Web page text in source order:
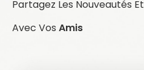
Partagez Les Nouveautés Et
Avec Vos Amis